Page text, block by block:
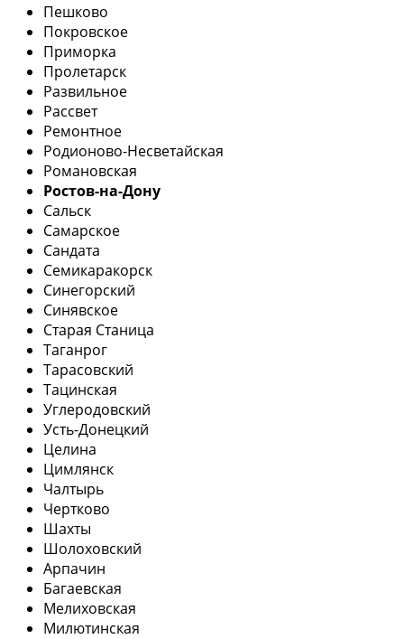
Пешково
Покровское
Приморка
Пролетарск
Развильное
Рассвет
Ремонтное
Родионово-Несветайская
Романовская
Ростов-на-Дону
Сальск
Самарское
Сандата
Семикаракорск
Синегорский
Синявское
Старая Станица
Таганрог
Тарасовский
Тацинская
Углеродовский
Усть-Донецкий
Целина
Цимлянск
Чалтырь
Чертково
Шахты
Шолоховский
Арпачин
Багаевская
Мелиховская
Милютинская